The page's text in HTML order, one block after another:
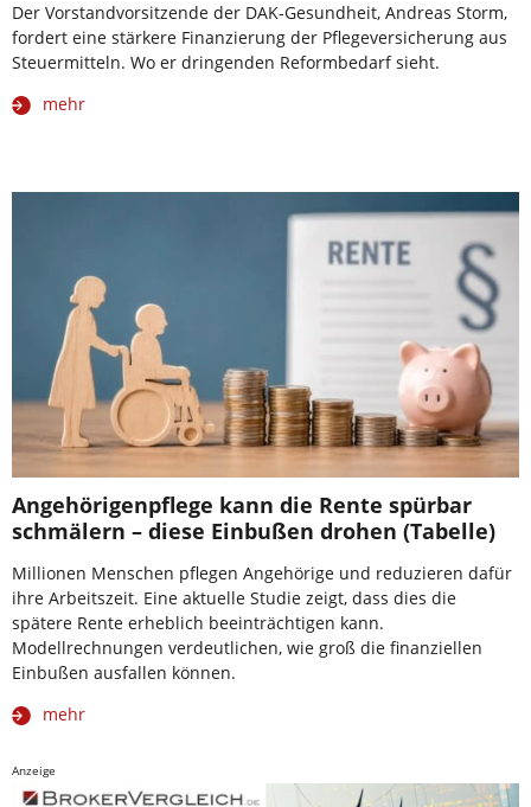
Der Vorstandvorsitzende der DAK-Gesundheit, Andreas Storm,
fordert eine stärkere Finanzierung der Pflegeversicherung aus
Steuermitteln. Wo er dringenden Reformbedarf sieht.
mehr
Angehörigenpflege kann die Rente spürbar
schmälern – diese Einbußen drohen (Tabelle)
Millionen Menschen pflegen Angehörige und reduzieren dafür
ihre Arbeitszeit. Eine aktuelle Studie zeigt, dass dies die
spätere Rente erheblich beeinträchtigen kann.
Modellrechnungen verdeutlichen, wie groß die finanziellen
Einbußen ausfallen können.
mehr
Anzeige